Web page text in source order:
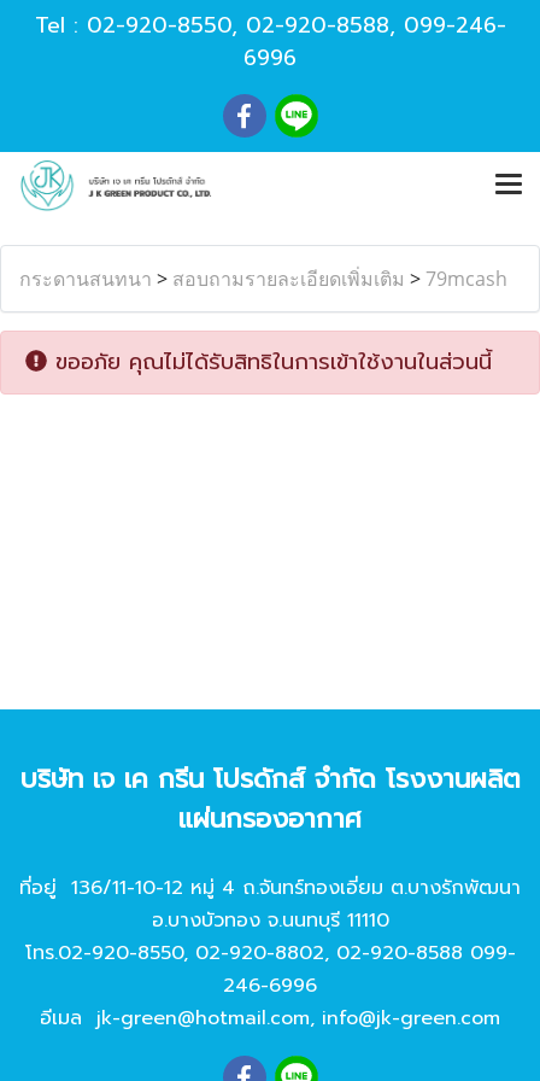
Tel : 02-920-8550, 02-920-8588, 099-246-
6996
กระดานสนทนา > สอบถามรายละเอียดเพิ่มเติม >79mcash
ขออภัย คุณไม่ได้รับสิทธิในการเข้าใช้งานในส่วนนี้
บริษัท เจ เค กรีน โปรดักส์ จํากัด โรงงานผลิต
แผ่นกรองอากาศ
ที่อยู่ 136/11-10-12 หมู่ 4 ถ.จันทร์ทองเอี่ยม ต.บางรักพัฒนา
อ.บางบัวทอง จ.นนทบุรี 11110
โทร.02-920-8550, 02-920-8802, 02-920-8588 099-
246-6996
อีเมล jk-green@hotmail.com, info@jk-green.com